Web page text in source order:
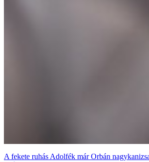
A fekete ruhás Adolfék már Orbán